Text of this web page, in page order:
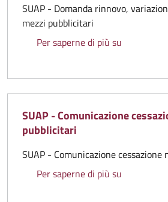
SUAP - Domanda rinnovo,
mezzi pubblicitari
Per saperne di più su
SUAP - Comunicazione
pubblicitari
SUAP - Comunicazione cessazione
Per saperne di più su